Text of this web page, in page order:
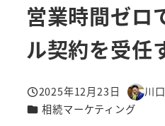
営業時間ゼロ
ル契約を受任
投稿日
2025年12月23日
著
者
川
カテゴリー
相続マーケティング